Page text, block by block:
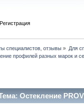
Регистрация
отзывы » Для
профилей разных марок и
Остекление